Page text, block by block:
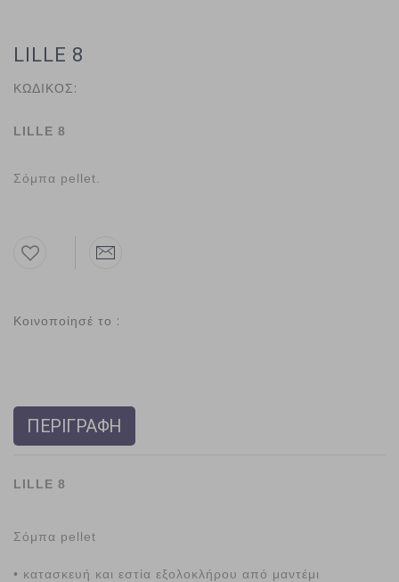
LILLE 8
ΚΩΔΙΚΟΣ:
LILLE 8
Σόμπα pellet.
Κοινοποίησέ το :
ΠΕΡΙΓΡΑΦΗ
LILLE 8
Σόμπα pellet
• κατασκευή και εστία εξολοκλήρου από μαντέμι